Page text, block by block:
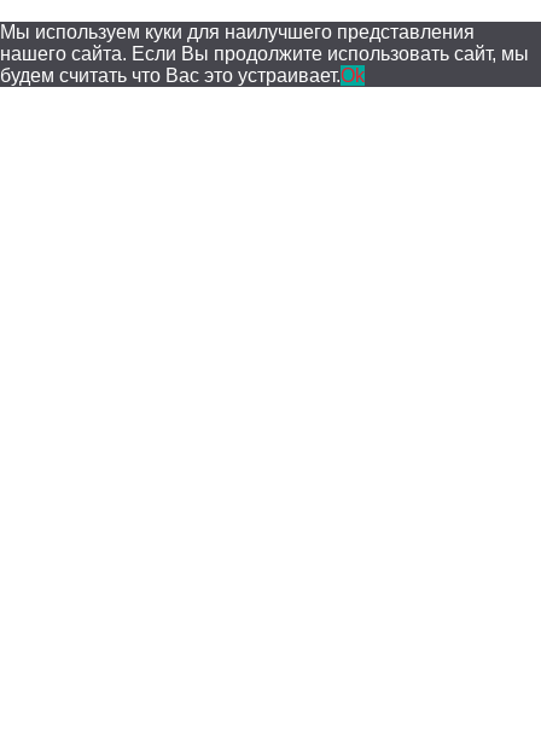
Мы используем куки для наилучшего представления
нашего сайта. Если Вы продолжите использовать сайт, мы
будем считать что Вас это устраивает.Ok